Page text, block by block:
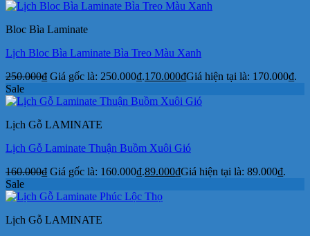
Bloc Bìa Laminate
Lịch Bloc Bìa Laminate Bìa Treo Màu Xanh
250.000₫ Giá gốc là: 250.000₫.170.000₫Giá hiện tại là: 170.000₫.
Sale
Lịch Gỗ LAMINATE
Lịch Gỗ Laminate Thuận Buồm Xuôi Gió
160.000₫ Giá gốc là: 160.000₫.89.000₫Giá hiện tại là: 89.000₫.
Sale
Lịch Gỗ LAMINATE